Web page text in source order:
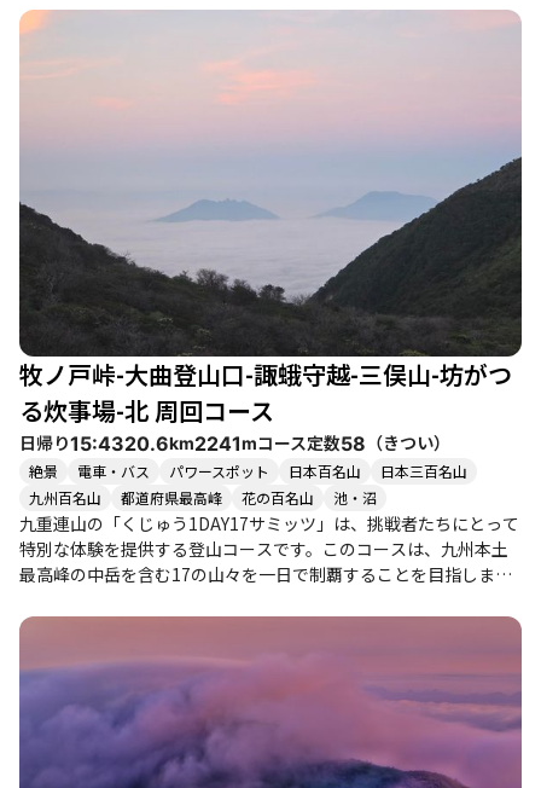
は、特に鳴子山への直登ルートの厳しさを実感しつつも、達成感
力は、何と言ってもその絶景です。晴れた日には、くじゅうブル
ーの空の下、阿蘇五岳や大船山の美しい景観が広がります。特
にはミヤマキリシマが咲き誇り、山がピンクに染まる様子は、ま
さに絶景の一言に尽きます。 登山道は整備されていますが、急斜
面や岩場が多く、特に雨上がりは滑りやすくなるため、注意が必
要です。特に、黒土の道では滑りやすく、慎重に足元を確認しな
がら進むことが求められます。登山者たちは、急登を登り切った
後の達成感や、仲間との絆を感じながらの山行を楽しむことがで
きるでしょう。 このコースは、初心者には厳しいかもしれません
が、経験豊富な登山者や仲間と共に挑戦することで、より一層の
楽しさを味わえるはずです。周辺には、温泉や美味しいグルメス
ポットも点在しており、登山後の楽しみも充実しています。特
に、レゾネイトくじゅうの立ち寄り湯や、地元の名物料理を楽し
むことができるため、登山の疲れを癒すことができます。 四季
折々の魅力を持つ鳴子山・白口岳は、登山者にとって忘れられな
い体験を提供してくれることでしょう。特に、ミヤマキリシマの
時期や紅葉の季節には、さらに多くの登山者が訪れる人気のスポ
ットです。
牧ノ戸峠-大曲登山口-諏蛾守越-三俣山-坊がつ
る炊事場-北 周回コース
日帰り15:4320.6km2241mコース定数58 （きつい）
絶景 電車・バス パワースポット 日本百名山
日本三百名山
九州百名山
都道府県最高峰 花の百名山 池・沼
九重連山の「くじゅう1DAY17サミッツ」は、挑戦者たちにとって
特別な体験を提供する登山コースです。このコースは、九州本土
最高峰の中岳を含む17の山々を一日で制覇することを目指しま
し、満天の星空の下での冒険が始まります。 コースは、牧ノ戸峠
中には落石や段差があるため注意が必要です。特に、三俣山の急
斜面を下る際には、滑落の危険が伴いますが、達成感を得るため
の試練でもあります。三俣山からのご来光は、登山者たちにとっ
て特別な瞬間であり、朝日が昇るとともに広がる絶景は心を打ち